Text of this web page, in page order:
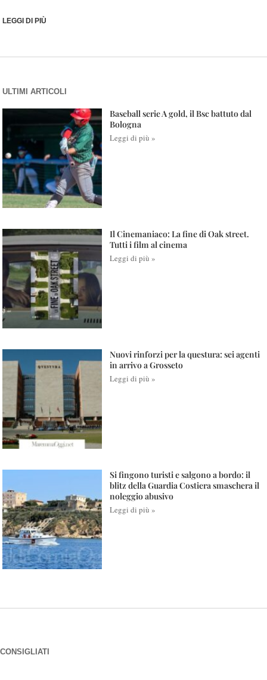
LEGGI DI PIÙ
ULTIMI ARTICOLI
Baseball serie A gold, il Bsc battuto dal
Bologna
Leggi di più »
Il Cinemaniaco: La fine di Oak street.
Tutti i film al cinema
Leggi di più »
Nuovi rinforzi per la questura: sei agenti
in arrivo a Grosseto
Leggi di più »
Si fingono turisti e salgono a bordo: il
blitz della Guardia Costiera smaschera il
noleggio abusivo
Leggi di più »
CONSIGLIATI